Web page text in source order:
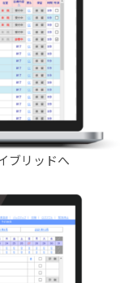
ブリッドへ